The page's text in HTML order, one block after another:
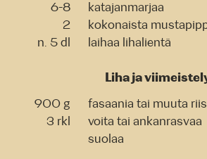
6-8
katajanmarjaa
2
kokonaista
n. 5 dl
laihaa lihalientä
Liha ja
900 g
fasaania tai muuta
3 rkl
voita tai ankanrasvaa
suolaa